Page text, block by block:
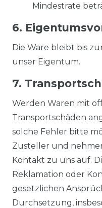
Mindestrate
6.
Die Ware bleibt bis
unser Eigentum.
7.
Werden Waren mit
Transportschäden
solche Fehler bitte
Zusteller und
Kontakt zu uns auf.
Reklamation oder
gesetzlichen
Durchsetzung,